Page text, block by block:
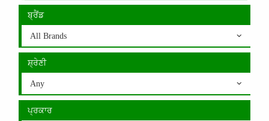
ਬ੍ਰੈਂਡ
All Brands
ਸ਼੍ਰੇਣੀ
Any
ਪ੍ਰਕਾਰ